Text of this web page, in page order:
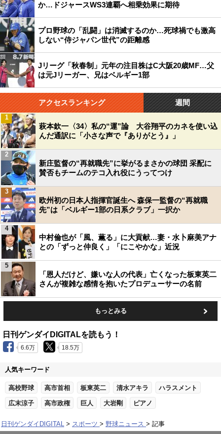
か…ドジャースWS3連覇へ相乗効果に期待
プロ野球の「乱闘」は消滅するのか…死球禍でも激高
しない“侍ジャパン世代”の距離感
Jリーグ「秋春制」元年の注目株はC大阪20歳MF…父
は元Jリーガー、兄はベルギー1部
アクセスランキング 週間
萩本欽一〈34〉私の“運”論 大谷翔平のカネを使い込
んだ通訳に「小さな声で『ありがとう』」
1
新庄監督の“再就職先”に挙がるまさかの球団 采配に
賛否もチームのテコ入れ役にうってつけ
2
欧州初の日本人指揮官誕生へ 森保一監督の“再就職
先”は「ベルギー1部の日系クラブ」一択か
3
中村倫也が「風、薫る」に大貢献…妻・水卜麻美アナ
との「ずっと仲良く」「にこやかな」近況
4
「恩人だけど、嫌いな人の代表」亡くなった板東英二
さんが複雑な感情を抱いたプロデューサーの名前
5
もっとみる
日刊ゲンダイDIGITALを読もう！
6.6万 18.5万
人気キーワード
高校野球 高市首相 板東英二 清水アキラ ハラスメント
広末涼子 高市政権 巨人 大岩剛 ピアノ
日刊ゲンダイDIGITAL スポーツ 野球ニュース 記事